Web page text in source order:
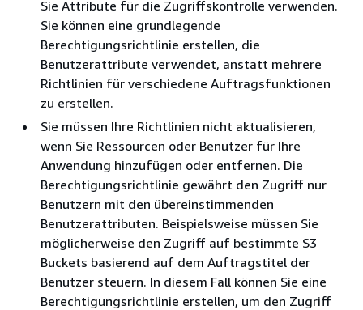
Sie Attribute für die Zugriffskontrolle verwenden.
Sie können eine grundlegende
Berechtigungsrichtlinie erstellen, die
Benutzerattribute verwendet, anstatt mehrere
Richtlinien für verschiedene Auftragsfunktionen
zu erstellen.
Sie müssen Ihre Richtlinien nicht aktualisieren,
wenn Sie Ressourcen oder Benutzer für Ihre
Anwendung hinzufügen oder entfernen. Die
Berechtigungsrichtlinie gewährt den Zugriff nur
Benutzern mit den übereinstimmenden
Benutzerattributen. Beispielsweise müssen Sie
möglicherweise den Zugriff auf bestimmte S3
Buckets basierend auf dem Auftragstitel der
Benutzer steuern. In diesem Fall können Sie eine
Berechtigungsrichtlinie erstellen, um den Zugriff